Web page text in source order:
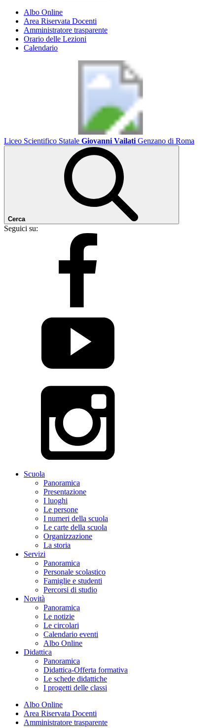
Albo Online
Area Riservata Docenti
Amministratore trasparente
Orario delle Lezioni
Calendario
Liceo Scientifico Statale Giovanni Vailati Genzano di Roma
Cerca
Seguici su:
Scuola
Panoramica
Presentazione
I luoghi
Le persone
I numeri della scuola
Le carte della scuola
Organizzazione
La storia
Servizi
Panoramica
Personale scolastico
Famiglie e studenti
Percorsi di studio
Novità
Panoramica
Le notizie
Le circolari
Calendario eventi
Albo Online
Didattica
Panoramica
Didattica-Offerta formativa
Le schede didattiche
I progetti delle classi
Albo Online
Area Riservata Docenti
Amministratore trasparente